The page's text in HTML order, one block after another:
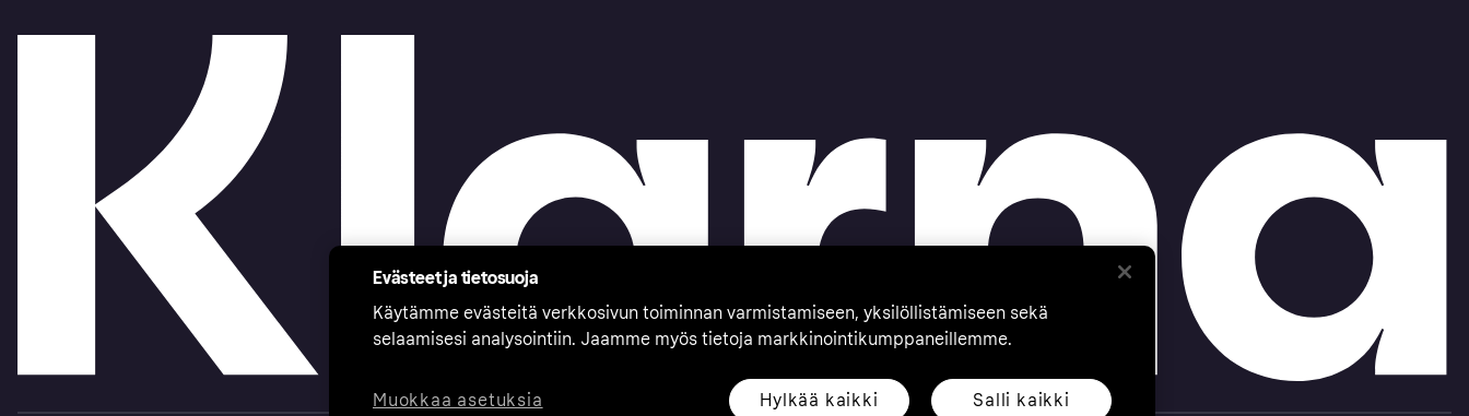
Evästeet ja tietosuoja
Käytämme evästeitä verkkosivun toiminnan varmistamiseen, yksilöllistämiseen sekä
selaamisesi analysointiin. Jaamme myös tietoja markkinointikumppaneillemme.
Hylkää kaikki Salli kaikki
Muokkaa asetuksia